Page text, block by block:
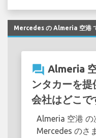
Mercedes の Almeria 空港
question_answer Almeria
ンタカーを
会社はどこで
Almeria 空港 の
Mercedes のさ